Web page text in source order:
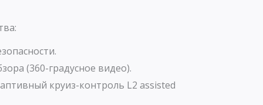
(360-градусное видео).
круиз-контроль L2 assisted